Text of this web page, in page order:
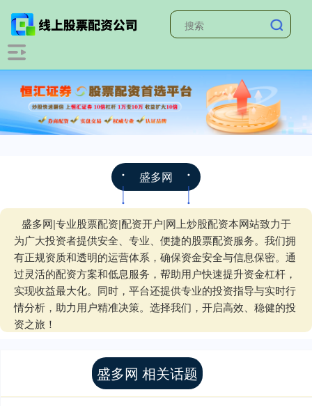
盛多网
盛多网|专业股票配资|配资开户|网上炒股配资本网站致力于
为广大投资者提供安全、专业、便捷的股票配资服务。我们拥
有正规资质和透明的运营体系，确保资金安全与信息保密。通
过灵活的配资方案和低息服务，帮助用户快速提升资金杠杆，
实现收益最大化。同时，平台还提供专业的投资指导与实时行
情分析，助力用户精准决策。选择我们，开启高效、稳健的投
资之旅！
盛多网 相关话题